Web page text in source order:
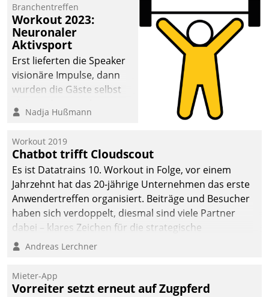
Branchentreffen
Workout 2023:
Neuronaler
Aktivsport
Erst lieferten die Speaker
visionäre Impulse, dann
wurden die Gäste selbst
methodisch
Quartier. Dazwischen
zeigte Datatrain, was es
Neues zu bieten hat.
Nadja Hußmann
Workout 2019
Chatbot trifft Cloudscout
Es ist Datatrains 10. Workout in Folge, vor einem
Jahrzehnt hat das 20-jährige Unternehmen das erste
Anwendertreffen organisiert. Beiträge und Besucher
haben sich verdoppelt, diesmal sind viele Partner
dabei – klares Zeichen für die strategische
Fokussierung auf den Kunden.
Andreas Lerchner
Mieter-App
Vorreiter setzt erneut auf Zugpferd